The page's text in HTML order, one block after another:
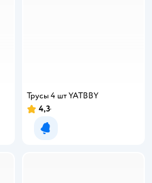
Трусы 4 шт YATBBY
Рейтинг:
4,3
Уведомить о появлении